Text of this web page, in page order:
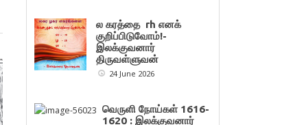
ல கரத்தை rh எனக்
குறிப்பிடுவோம்!-
இலக்குவனார்
திருவள்ளுவன்
24 June 2026
வெருளி நோய்கள் 1616-
1620 : இலக்குவனார்